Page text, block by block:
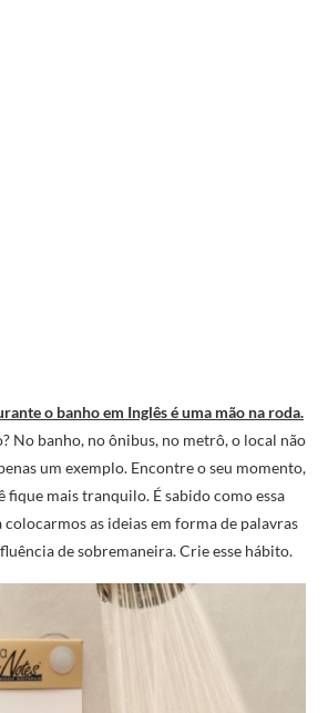
o banho em Inglês é uma mão na roda.
No banho, no ônibus, no metrô, o local não
um exemplo. Encontre o seu momento,
fique mais tranquilo. É sabido como essa
as ideias em forma de palavras
de sobremaneira. Crie esse hábito.